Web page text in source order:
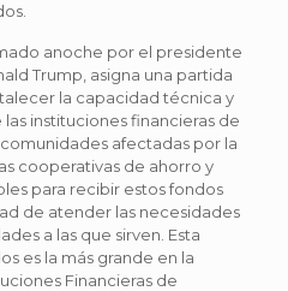
anoche por el presidente
Trump, asigna una partida
la capacidad técnica y
instituciones financieras de
afectadas por la
cooperativas de ahorro y
para recibir estos fondos
de atender las necesidades
a las que sirven. Esta
es la más grande en la
Financieras de